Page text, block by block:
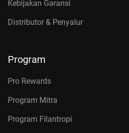
Kebijakan Garansi
Distributor & Penyalur
Program
Pro Rewards
Program Mitra
Program Filantropi